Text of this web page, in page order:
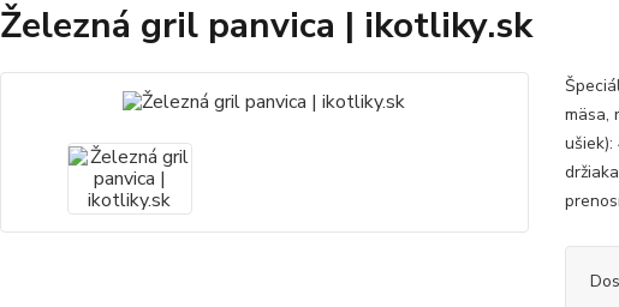
Železná gril panvica | ikotliky.sk
mäsa,
ušiek):